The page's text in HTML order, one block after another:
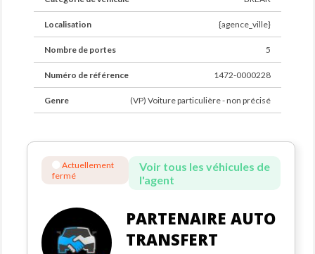
Localisation {agence_ville}
Nombre de portes 5
Numéro de référence 1472-0000228
Genre (VP) Voiture particulière - non précisé
Actuellement
fermé
Voir tous les véhicules de
l'agent
PARTENAIRE AUTO
TRANSFERT